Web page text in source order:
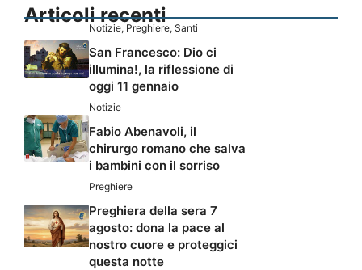
Articoli recenti
Notizie, Preghiere, Santi
San Francesco: Dio ci
illumina!, la riflessione di
oggi 11 gennaio
Notizie
Fabio Abenavoli, il
chirurgo romano che salva
i bambini con il sorriso
Preghiere
Preghiera della sera 7
agosto: dona la pace al
nostro cuore e proteggici
questa notte